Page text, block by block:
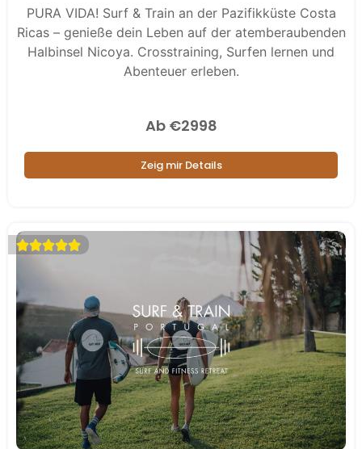
PURA VIDA! Surf & Train an der Pazifikküste Costa
Ricas – genieße dein Leben auf der atemberaubenden
Halbinsel Nicoya. Crosstraining, Surfen lernen und
Abenteuer erleben.
Ab €2998
Zeig mir Details
